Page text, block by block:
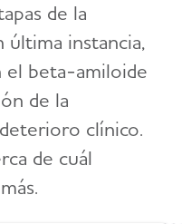
de la
última instancia,
el beta-amiloide
de la
clínico.
de cuál